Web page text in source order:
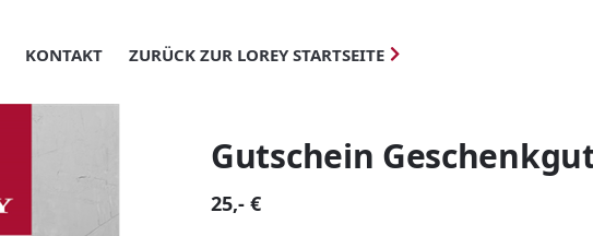
KONTAKT ZURÜCK ZUR LOREY STARTSEITE
Gutschein
25,- €